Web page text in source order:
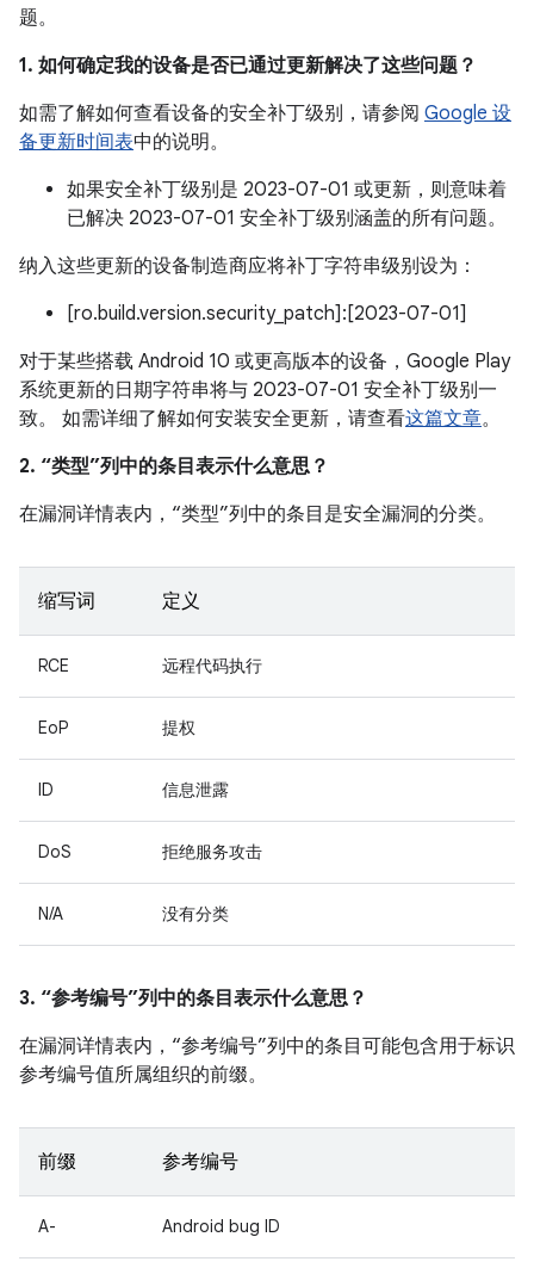
题。
1. 如何确定我的设备是否已通过更新解决了这些问题？
如需了解如何查看设备的安全补丁级别，请参阅 Google 设
备更新时间表中的说明。
如果安全补丁级别是 2023-07-01 或更新，则意味着
已解决 2023-07-01 安全补丁级别涵盖的所有问题。
纳入这些更新的设备制造商应将补丁字符串级别设为：
[ro.build.version.security_patch]:[2023-07-01]
对于某些搭载 Android 10 或更高版本的设备，Google Play
系统更新的日期字符串将与 2023-07-01 安全补丁级别一
致。 如需详细了解如何安装安全更新，请查看这篇文章。
2. “类型”列中的条目表示什么意思？
在漏洞详情表内，“类型”列中的条目是安全漏洞的分类。
缩写词 定义
RCE 远程代码执行
EoP 提权
ID 信息泄露
DoS 拒绝服务攻击
N/A 没有分类
3. “参考编号”列中的条目表示什么意思？
在漏洞详情表内，“参考编号”列中的条目可能包含用于标识
参考编号值所属组织的前缀。
前缀 参考编号
A- Android bug ID